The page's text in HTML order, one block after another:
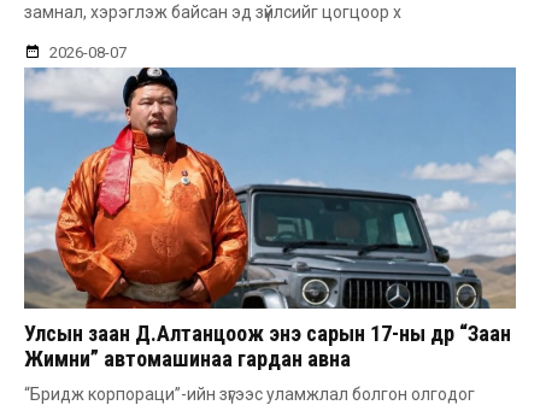
замнал, хэрэглэж байсан эд зүйлсийг цогцоор х
2026-08-07
Улсын заан Д.Алтанцоож энэ сарын 17-ны өдөр “Заан
Жимни” автомашинаа гардан авна
“Бридж корпораци”-ийн зүгээс уламжлал болгон олгодог